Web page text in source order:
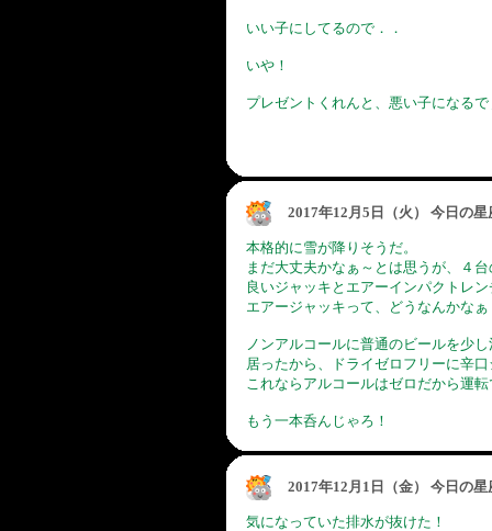
いい子にしてるので．．
いや！
プレゼントくれんと、悪い子になるで
2017年12月5日（火） 今日の
本格的に雪が降りそうだ。
まだ大丈夫かなぁ～とは思うが、４
良いジャッキとエアーインパクトレ
エアージャッキって、どうなんかな
ノンアルコールに普通のビールを少
居ったから、ドライゼロフリーに辛
これならアルコールはゼロだから運
もう一本呑んじゃろ！
2017年12月1日（金） 今日の
気になっていた排水が抜けた！